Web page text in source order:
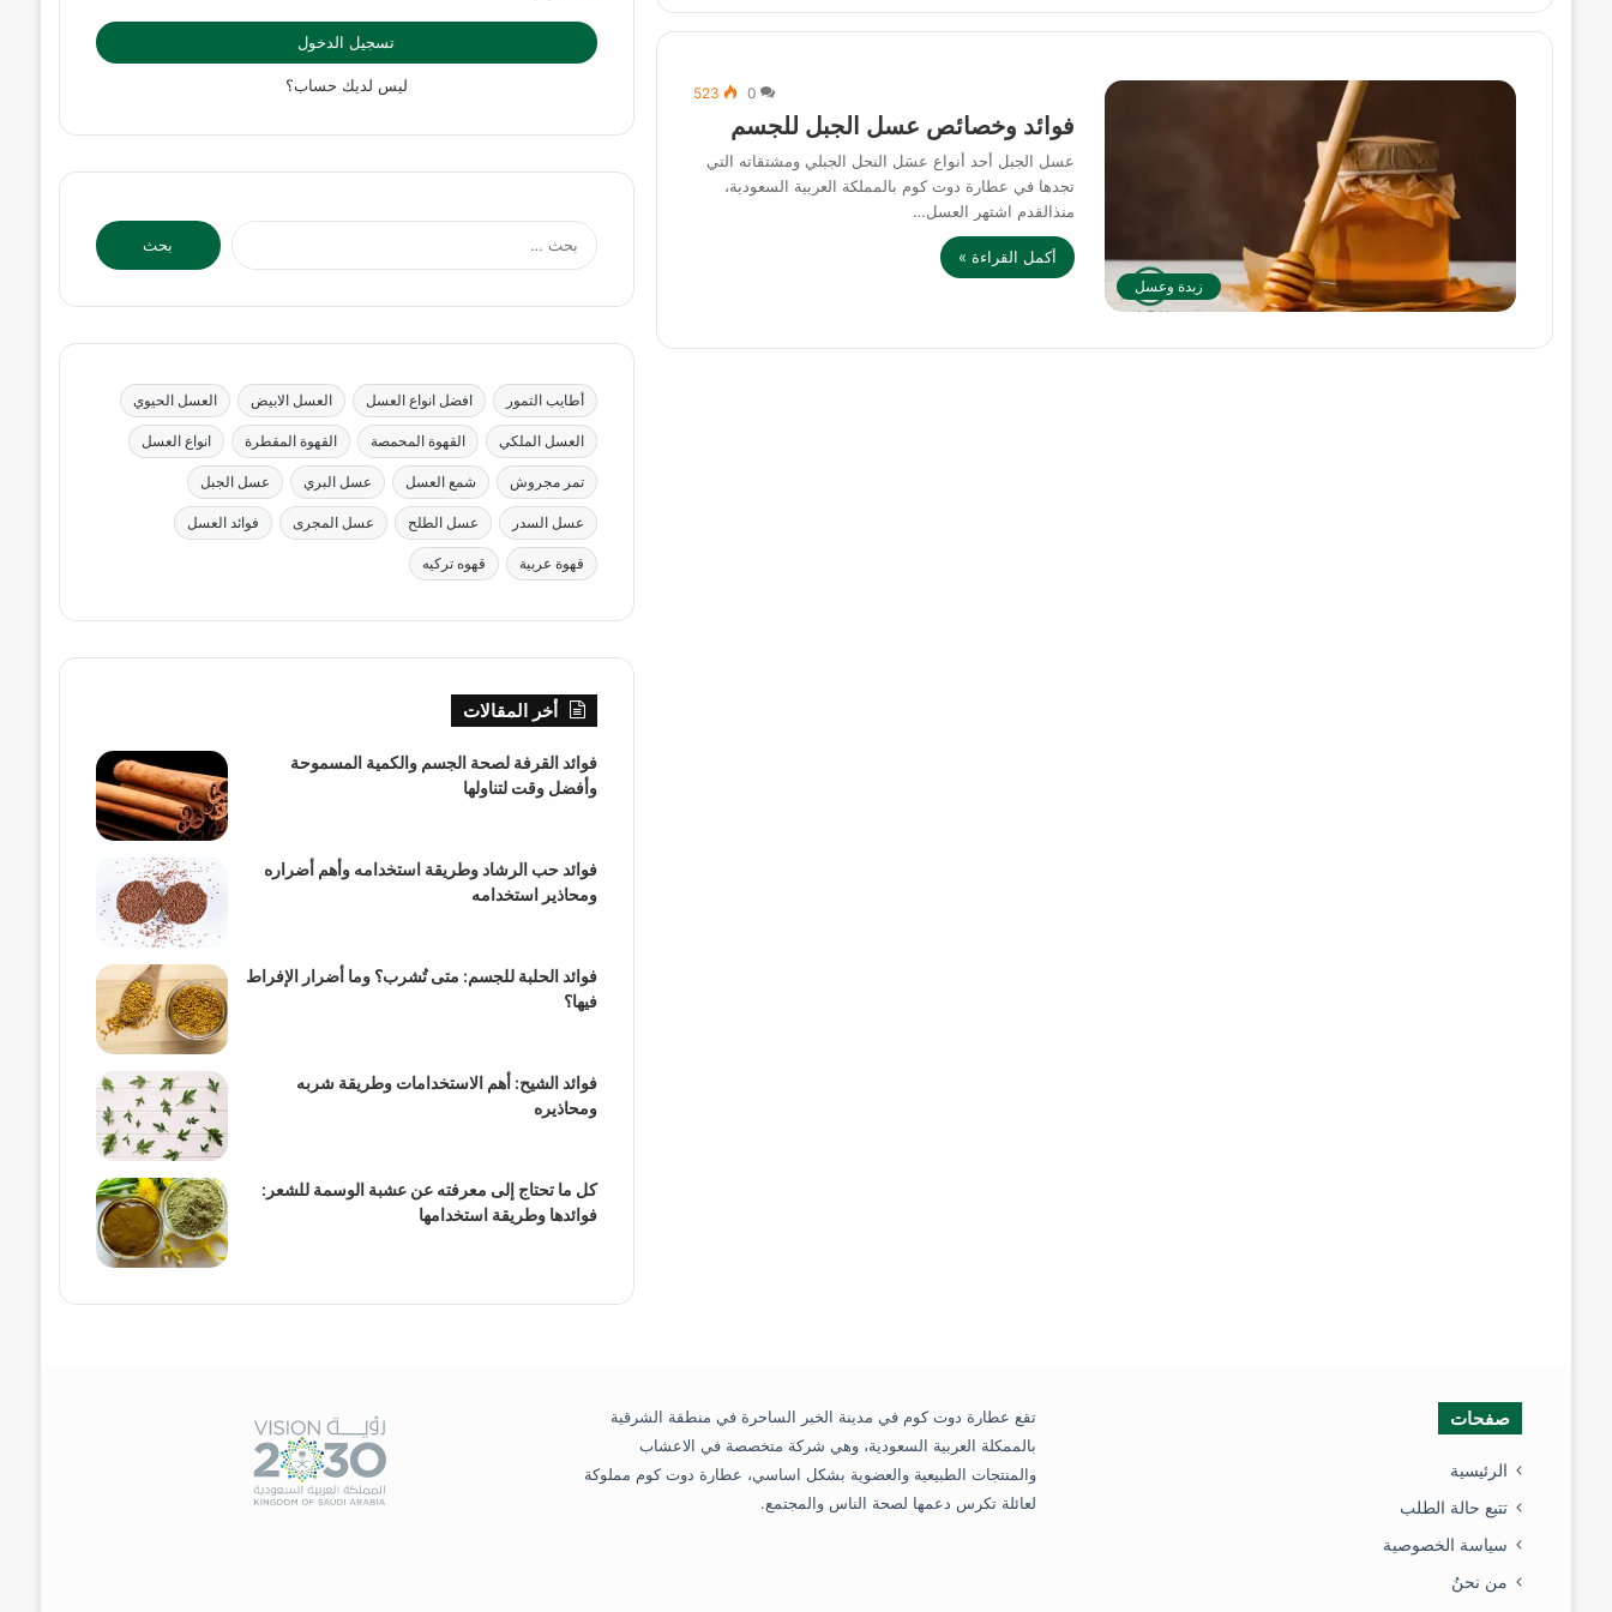
زبدة وعسل
0
523
فوائد وخصائص عسل الجبل للجسم
عسل الجبل أحد أنواع عسَل النحل الجبلي ومشتقاته التي
تجدها في عطارة دوت كوم بالمملكة العربية السعودية،
منذالقدم اشتهر العسل…
أكمل القراءة »
تسجيل الدخول
ليس لديك حساب؟
البحث
عن:
أطايب التمور افضل انواع العسل العسل الابيض العسل الحيوي
العسل الملكي القهوة المحمصة القهوة المقطرة انواع العسل
تمر مجروش شمع العسل عسل البري عسل الجبل
عسل السدر عسل الطلح عسل المجرى فوائد العسل
قهوة عربية قهوه تركيه
أخر المقالات
فوائد القرفة لصحة الجسم والكمية المسموحة
وأفضل وقت لتناولها
فوائد حب الرشاد وطريقة استخدامه وأهم أضراره
ومحاذير استخدامه
فوائد الحلبة للجسم: متى تُشرب؟ وما أضرار الإفراط
فيها؟
فوائد الشيح: أهم الاستخدامات وطريقة شربه
ومحاذيره
كل ما تحتاج إلى معرفته عن عشبة الوسمة للشعر:
فوائدها وطريقة استخدامها
صفحات
الرئيسية
تتبع حالة الطلب
سياسة الخصوصية
من نحنُ
تقع عطارة دوت كوم في مدينة الخبر الساحرة في منطقة الشرقية
بالممكلة العربية السعودية، وهي شركة متخصصة في الاعشاب
والمنتجات الطبيعية والعضوية بشكل اساسي، عطارة دوت كوم مملوكة
لعائلة تكرس دعمها لصحة الناس والمجتمع.